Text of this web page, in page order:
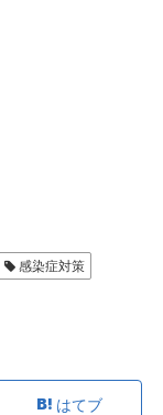
感染症対策
はてブ